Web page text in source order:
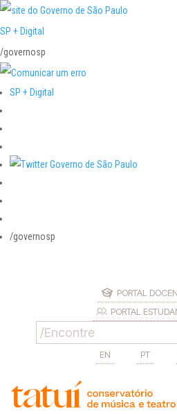
SP + Digital
/governosp
SP + Digital
/governosp
PORTAL
PORTAL
EN PT